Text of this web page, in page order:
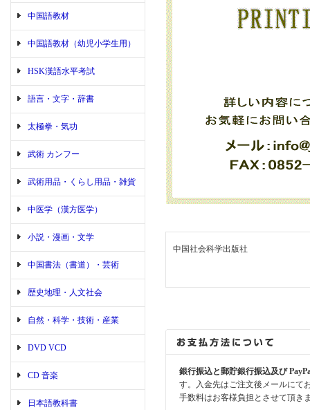
中国語教材
中国語教材（幼児小学生用）
HSK漢語水平考試
語言・文字・辞書
太極拳・気功
武術 カンフー
武術用品・くらし用品・雑貨
中医学（漢方医学）
小説・漫画・文学
中国書法（書道）・芸術
歴史地理・人文社会
自然・科学・技術・産業
DVD VCD
CD 音楽
日本語教科書
中国社会科学出版社
銀行振込と郵貯銀行振込及び
す。入金先はご注文後メールにて
手数料はお客様負担とさせて頂き